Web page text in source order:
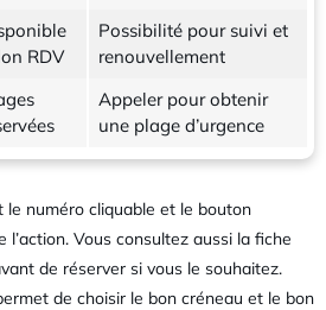
RDV
Possibilité pour suivi et
renouvellement
Appeler pour obtenir
une plage d’urgence
numéro cliquable et le bouton
l’action. Vous consultez aussi la fiche
de réserver si vous le souhaitez.
de choisir le bon créneau et le bon